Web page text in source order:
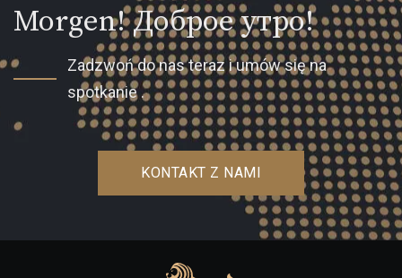
Morgen! Доброе утро!
Zadzwoń do nas teraz i umów się na
spotkanie .
KONTAKT Z NAMI